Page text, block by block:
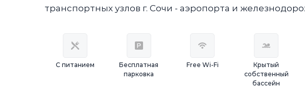
транспортных узлов г. Сочи - аэропорта и
С питанием
Бесплатная
парковка
Free Wi-Fi
Крытый
собственный
бассейн